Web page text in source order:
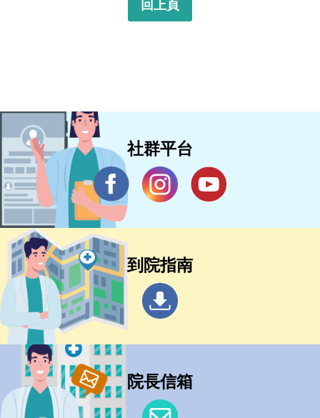
回上頁
社群平台
到院指南
院長信箱